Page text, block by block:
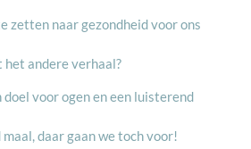
zetten naar gezondheid voor ons
het andere verhaal?
doel voor ogen en een luisterend
maal, daar gaan we toch voor!